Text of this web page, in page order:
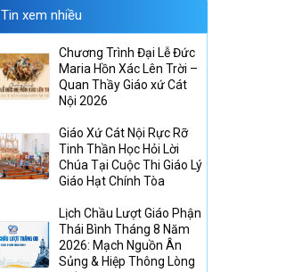
Tin xem nhiều
Chương Trình Đại Lễ Đức
Maria Hồn Xác Lên Trời –
Quan Thầy Giáo xứ Cát
Nội 2026
Giáo Xứ Cát Nội Rực Rỡ
Tinh Thần Học Hỏi Lời
Chúa Tại Cuộc Thi Giáo Lý
Giáo Hạt Chính Tòa
Lịch Chầu Lượt Giáo Phận
Thái Bình Tháng 8 Năm
2026: Mạch Nguồn Ân
Sủng & Hiệp Thông Lòng